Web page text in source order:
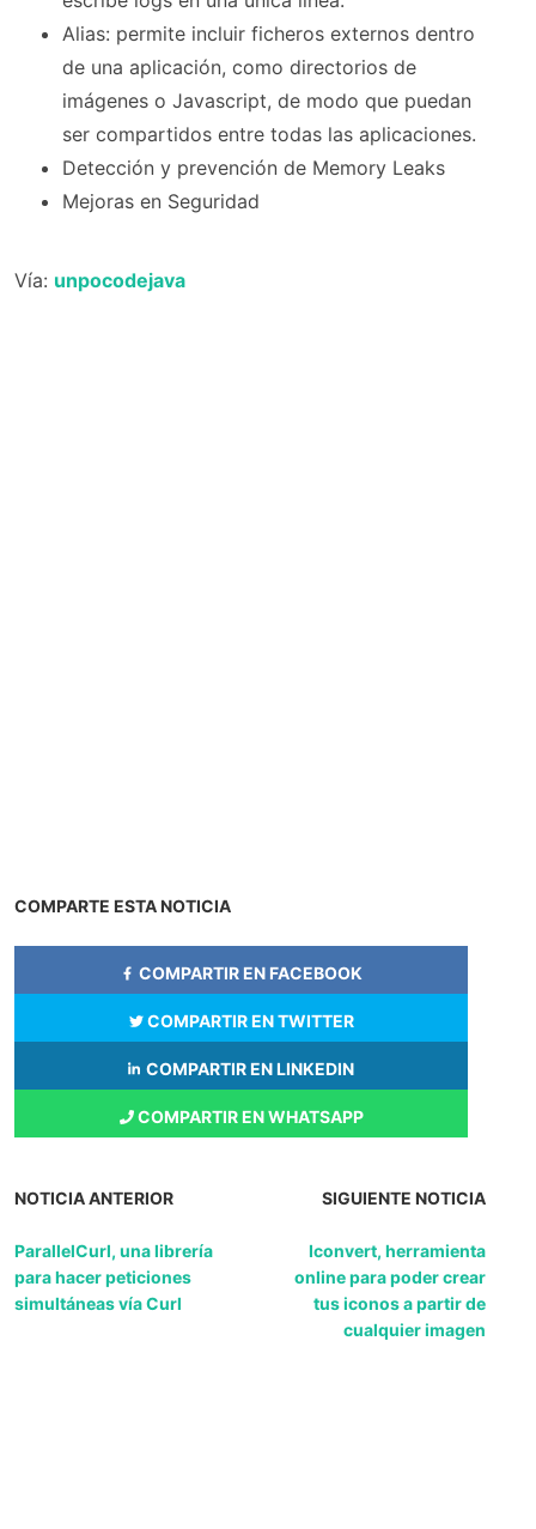
Alias: permite incluir ficheros externos dentro
de una aplicación, como directorios de
imágenes o Javascript, de modo que puedan
ser compartidos entre todas las aplicaciones.
Detección y prevención de Memory Leaks
Mejoras en Seguridad
Vía: unpocodejava
COMPARTE ESTA NOTICIA
COMPARTIR EN FACEBOOK
COMPARTIR EN TWITTER
COMPARTIR EN LINKEDIN
COMPARTIR EN WHATSAPP
NOTICIA ANTERIOR
ParallelCurl, una librería
para hacer peticiones
simultáneas vía Curl
SIGUIENTE NOTICIA
Iconvert, herramienta
online para poder crear
tus iconos a partir de
cualquier imagen